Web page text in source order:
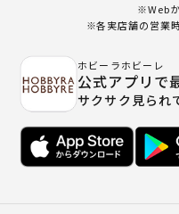
※Web
※各実店舗の営業
ホビーラホビーレ
公式アプリで
サクサク見られ